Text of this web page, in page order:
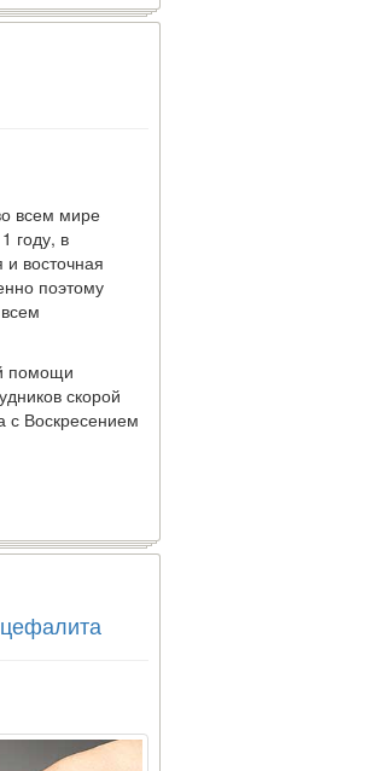
всем мире
году, в
и восточная
поэтому
помощи
скорой
с Воскресением